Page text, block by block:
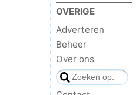
OVERIGE
Adverteren
Beheer
Over ons